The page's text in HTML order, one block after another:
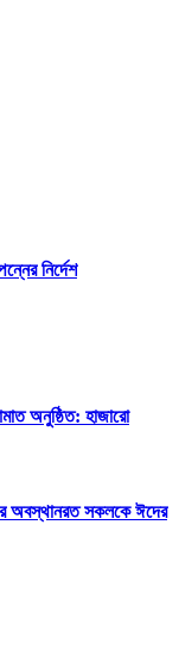
নির্দেশ
অনুষ্ঠিত: হাজারো
অবস্থানরত সকলকে ঈদের